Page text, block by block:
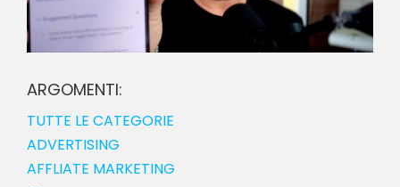
ARGOMENTI:
TUTTE LE CATEGORIE
ADVERTISING
AFFLIATE MARKETING